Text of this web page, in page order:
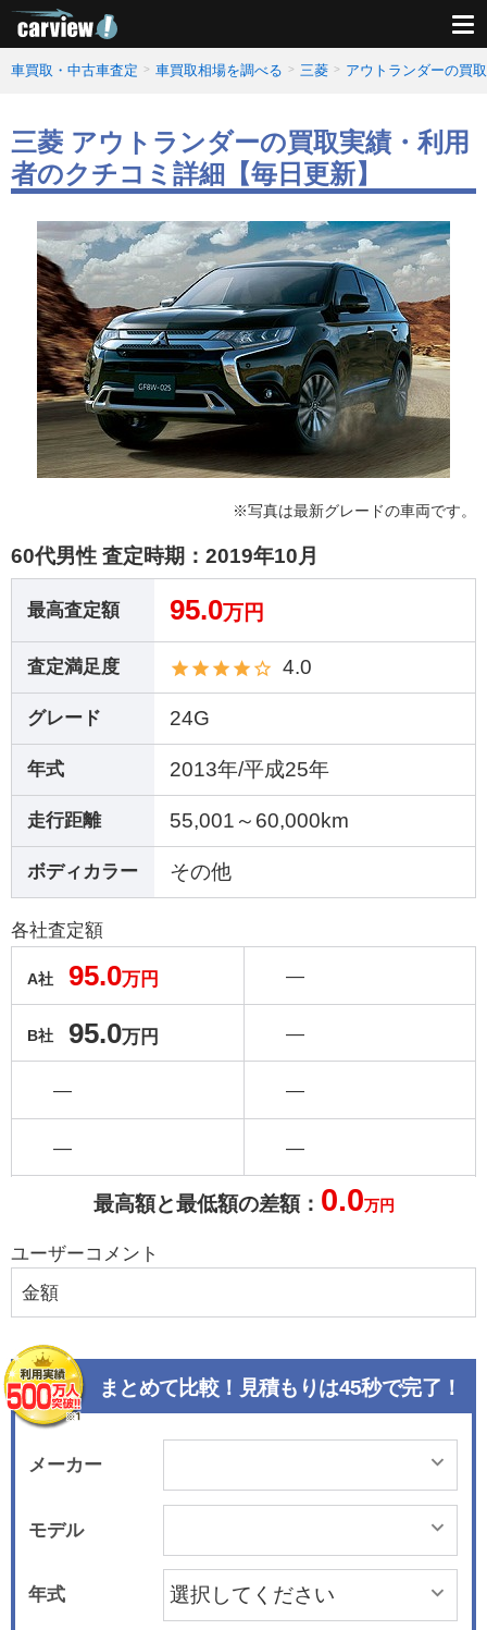
車買取・中古車査定 車買取相場を調べる 三菱 アウトランダーの買
三菱 アウトランダーの買取実績・利用
者のクチコミ詳細【毎日更新】
※写真は最新グレードの車両です。
60代男性 査定時期： 2019年10月
最高査定額 95.0万円
査定満足度 4.0
グレード 24G
年式 2013年/平成25年
走行距離 55,001～60,000km
ボディカラー その他
各社査定額
A社 95.0万円
B社 95.0万円
―
―
―
―
―
―
最高額と最低額の差額： 0.0万円
ユーザーコメント
金額
まとめて比較！見積もりは45秒で完了！
メーカー
モデル
年式